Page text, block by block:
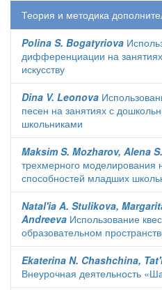
Теория и методика
Polina S. Bogatyriova
дифференциации на
искусству
Dina V. Leonova
песен на занятиях с
школьниками
Maksim S. Mozharov, Alena
трехмерного моделирования
способностей младших
Natal'ia A. Stulikova,
Andreeva Использование
образовательном
Ekaterina N. Chashchina,
Внеурочная деятельность